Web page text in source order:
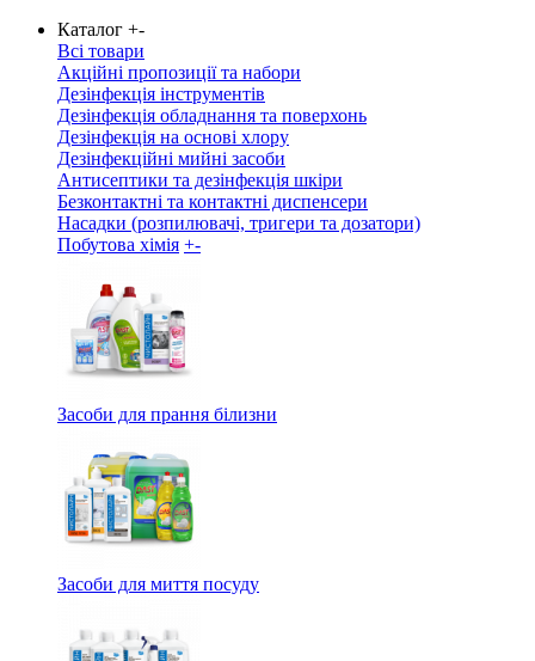
Каталог +-
Всі товари
Акційні пропозиції та набори
Дезінфекція інструментів
Дезінфекція обладнання та поверхонь
Дезінфекція на основі хлору
Дезінфекційні мийні засоби
Антисептики та дезінфекція шкіри
Безконтактні та контактні диспенсери
Насадки (розпилювачі, тригери та дозатори)
Побутова хімія +-
Засоби для прання білизни
Засоби для миття посуду